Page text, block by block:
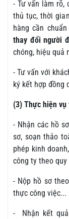
- Tư vấn làm rõ,
thủ tục, thời
hàng cần
thay đổi người
chóng, hiệu quả
- Tư vấn với
ký kết hợp đồng
(3) Thực hiện vụ
- Nhận các hồ
sơ, soạn thảo
phép kinh doanh,
công ty theo
- Nộp hồ sơ
thực công việc...
- Nhận kết